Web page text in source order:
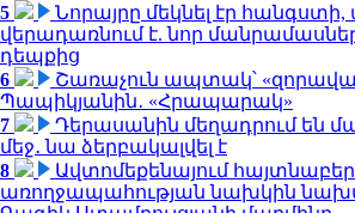
5
Նորայրը մեկնել էր հանգստի,
վերադառնում է. նոր
դեպքից
6
Շառաչուն ապտակ՝
Պապիկյանին․ «Հրապարակ»
7
Դերասանին մեղադրում են
մեջ․ նա ձերբակալվել է
8
Ավտոմեքենայում
առողջապահության նախկին